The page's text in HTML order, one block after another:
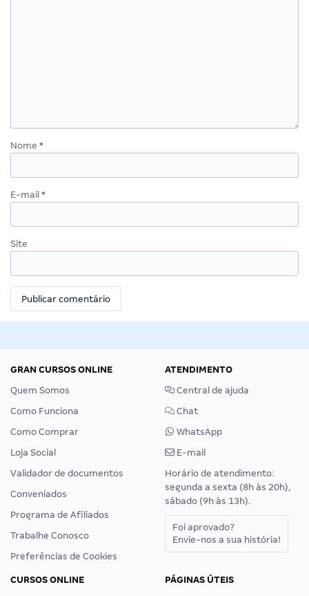
Nome *
E-mail *
Site
GRAN CURSOS ONLINE
Quem Somos
Como Funciona
Como Comprar
Loja Social
Validador de documentos
Conveniados
Programa de Afiliados
Trabalhe Conosco
Preferências de Cookies
ATENDIMENTO
Central de ajuda
Chat
WhatsApp
E-mail
Horário de atendimento:
segunda a sexta (8h às 20h),
sábado (9h às 13h).
Foi aprovado?
Envie-nos a sua história!
CURSOS ONLINE
PÁGINAS ÚTEIS